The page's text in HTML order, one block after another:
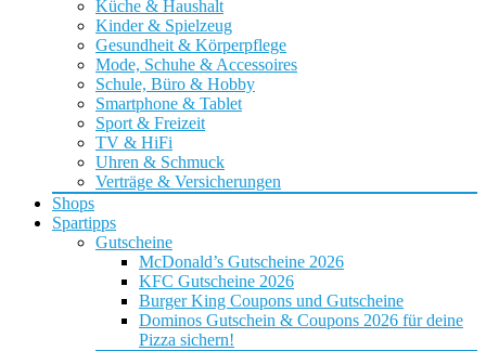
Küche & Haushalt
Kinder & Spielzeug
Gesundheit & Körperpflege
Mode, Schuhe & Accessoires
Schule, Büro & Hobby
Smartphone & Tablet
Sport & Freizeit
TV & HiFi
Uhren & Schmuck
Verträge & Versicherungen
Shops
Spartipps
Gutscheine
McDonald’s Gutscheine 2026
KFC Gutscheine 2026
Burger King Coupons und Gutscheine
Dominos Gutschein & Coupons 2026 für deine
Pizza sichern!